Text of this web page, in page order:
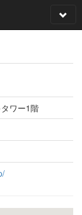
ワー1階